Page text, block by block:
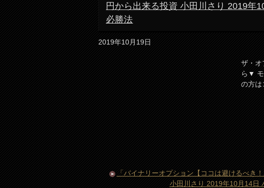
円から出来る投資 小田川さり 2019年
必勝法
2019年10月19日
ザ・オ
ら▼ モ
の方
「バイナリーオプション【ココは避けるべき
小田川さり 2019年10月14日